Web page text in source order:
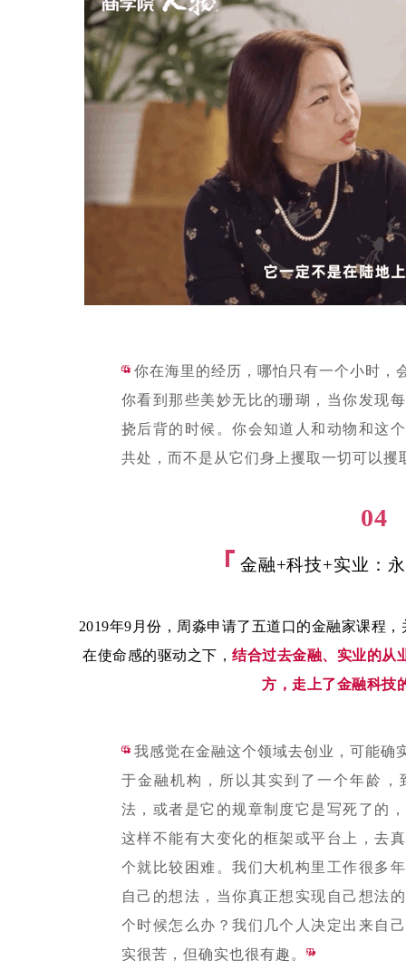
“你在海里的经历，哪怕只有一个小时，
你看到那些美妙无比的珊瑚，当你发现
挠后背的时候。你会知道人和动物和这
共处，而不是从它们身上攫取一切可以攫
04
金融+科技+实业：
2019年9月份，周淼申请了五道口的金融家课程
在使命感的驱动之下，结合过去金融、实业的从
方，走上了金融科技
“我感觉在金融这个领域去创业，可能确
于金融机构，所以其实到了一个年龄
法，或者是它的规章制度它是写死了的
这样不能有大变化的框架或平台上，去
个就比较困难。我们大机构里工作很多
自己的想法，当你真正想实现自己想法
个时候怎么办？我们几个人决定出来自
实很苦，但确实也很有趣。”